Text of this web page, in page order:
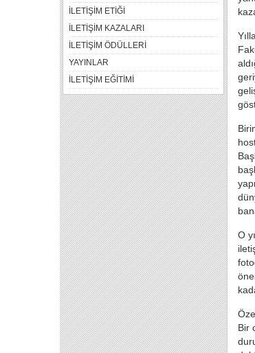
O
Bir
İLETİŞİM ETİĞİ
İLETİŞİM KAZALARI
İLETİŞİM ÖDÜLLERİ
YAYINLAR
İLETİŞİM EĞİTİMİ